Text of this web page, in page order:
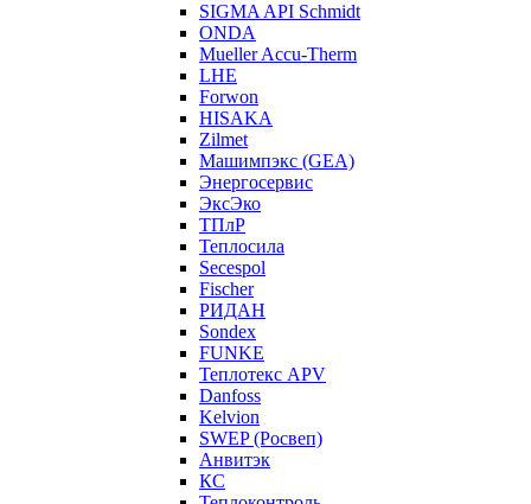
SIGMA API Schmidt
ONDA
Mueller Accu-Therm
LHE
Forwon
HISAKA
Zilmet
Машимпэкс (GEA)
Энергосервис
ЭксЭко
ТПлР
Теплосила
Secespol
Fischer
РИДАН
Sondex
FUNKE
Теплотекс APV
Danfoss
Kelvion
SWEP (Росвеп)
Анвитэк
КС